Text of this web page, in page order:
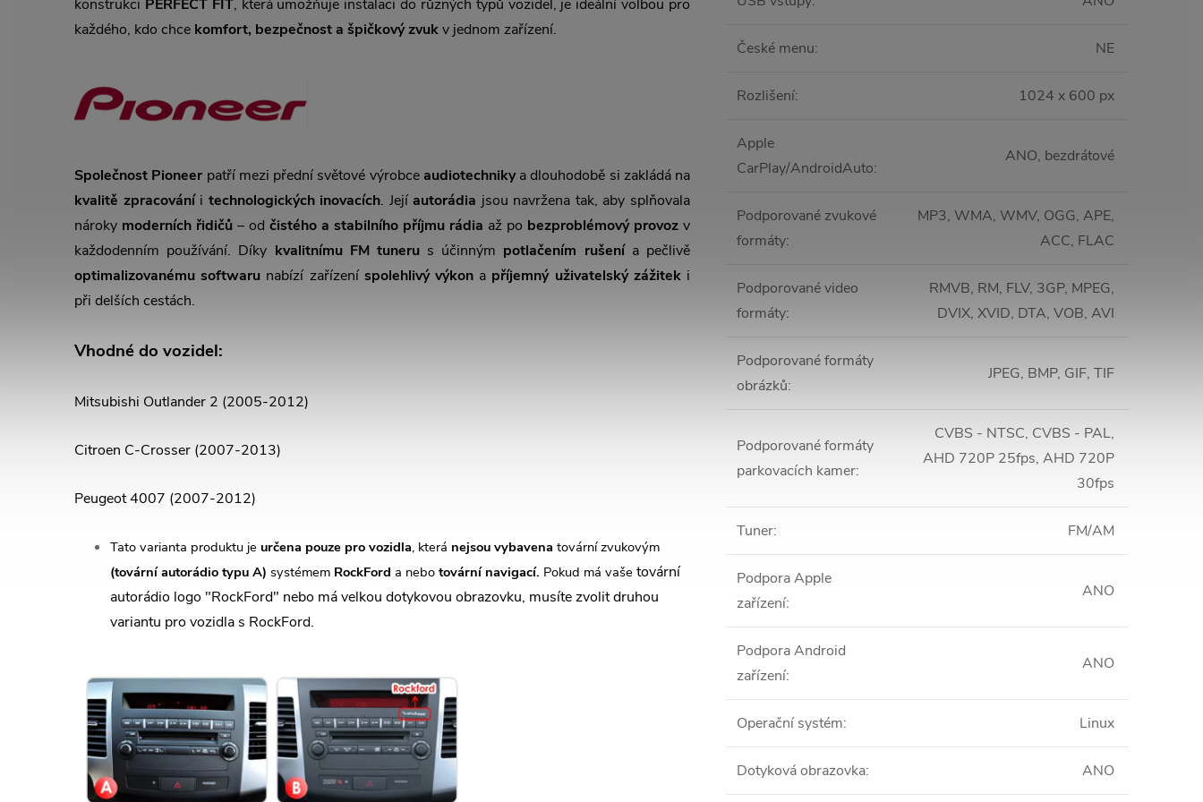
konstrukci PERFECT FIT, která umožňuje instalaci do různých typů vozidel, je ideální volbou pro
každého, kdo chce komfort, bezpečnost a špičkový zvukv jednom zařízení.
Společnost Pioneer patří mezi přední světové výrobceaudiotechnikya dlouhodobě si zakládá na
kvalitě zpracováníi technologických inovacích. Jejíautorádia jsou navržena tak, aby splňovala
nároky moderních řidičů – od čistého a stabilního příjmu rádia až po bezproblémový provoz v
každodenním používání. Díky kvalitnímu FM tunerus účinným potlačením rušenía pečlivě
optimalizovanému softwaru nabízí zařízení spolehlivý výkon a příjemný uživatelský zážiteki
při delších cestách.
Vhodné do vozidel:
Mitsubishi Outlander 2 (2005-2012)
Citroen C-Crosser (2007-2013)
Peugeot 4007 (2007-2012)
Tato varianta produktu je určena pouze pro vozidla, která nejsou vybavena tovární zvukovým
(tovární autorádio typu A) systémem RockFord a nebo tovární navigací. Pokud má vaše tovární
autorádio logo "RockFord" nebo má velkou dotykovou obrazovku, musíte zvolit druhou
variantu pro vozidla s RockFord.
České menu: NE
Rozlišení: 1024 x 600 px
Apple
CarPlay/AndroidAuto:
ANO, bezdrátové
Podporované zvukové
formáty:
MP3, WMA, WMV, OGG, APE,
ACC, FLAC
Podporované video
formáty:
RMVB, RM, FLV, 3GP, MPEG,
DVIX, XVID, DTA, VOB, AVI
Podporované formáty
obrázků:
JPEG, BMP, GIF, TIF
Podporované formáty
parkovacích kamer:
CVBS - NTSC, CVBS - PAL,
AHD 720P 25fps, AHD 720P
30fps
Tuner: FM/AM
Podpora Apple
zařízení:
ANO
Podpora Android
zařízení:
ANO
Operační systém: Linux
Dotyková obrazovka: ANO